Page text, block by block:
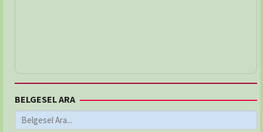
BELGESEL ARA